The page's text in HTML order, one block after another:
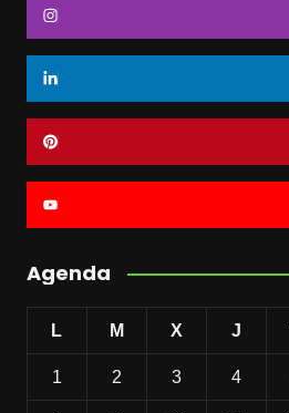
Agenda
L M X J
1 2 3 4